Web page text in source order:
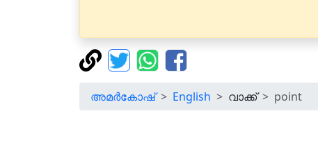
അമർകോഷ് English വാക്ക് point